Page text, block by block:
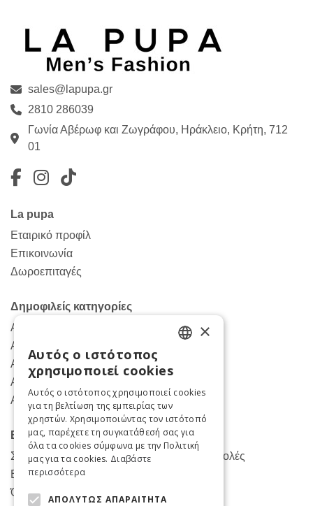
sales@lapupa.gr
2810 286039
Γωνία Αβέρωφ και Ζωγράφου, Ηράκλειο, Κρήτη, 712
01
La pupa
Εταιρικό προφίλ
Επικοινωνία
Δωροεπιταγές
Δημοφιλείς κατηγορίες
Ανδρικά παντελόνια
Ανδρικα πουκάμισα
Ανδρικά πανωφόρια
Ανδρικά κοστούμια
Ανδρικές μπλούζες
Βοήθεια
Συχνές Ερωτήσεις για Παραγγελίες- Αποστολές
Επιστροφές και αλλαγές
Όροι χρήσης
GREEK
×
Αυτός ο ιστότοπος
χρησιμοποιεί cookies
Αυτός ο ιστότοπος χρησιμοποιεί cookies
για τη βελτίωση της εμπειρίας των
χρηστών. Χρησιμοποιώντας τον ιστότοπό
μας, παρέχετε τη συγκατάθεσή σας για
όλα τα cookies σύμφωνα με την Πολιτική
μας για τα cookies. Διαβάστε
περισσότερα
ΑΠΟΛΎΤΩΣ ΑΠΑΡΑΊΤΗΤΑ